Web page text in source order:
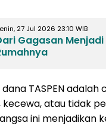
27 Jul 2026 23:10 WIB
Gagasan
dana TASPEN
kecewa, atau tidak
ini menjadikan